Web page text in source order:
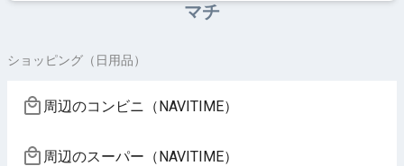
マチ
ショッピング（日用品）
周辺のコンビニ（NAVITIME）
周辺のスーパー（NAVITIME）